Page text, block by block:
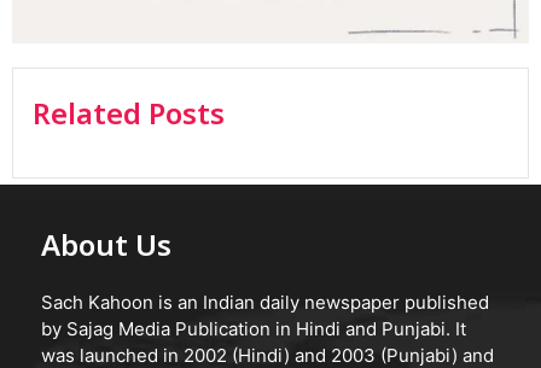
Related Posts
About Us
Sach Kahoon is an Indian daily newspaper published
by Sajag Media Publication in Hindi and Punjabi. It
was launched in 2002 (Hindi) and 2003 (Punjabi) and